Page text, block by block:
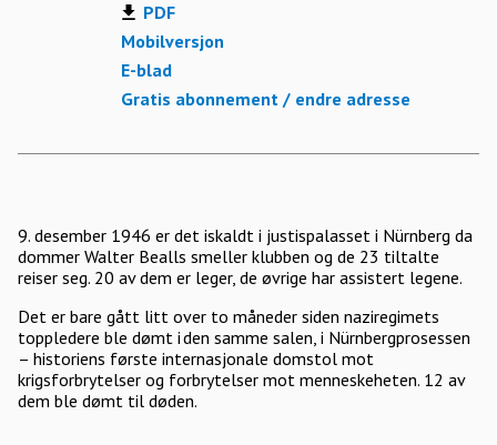
PDF
Mobilversjon
E-blad
Gratis abonnement / endre adresse
9. desember 1946 er det iskaldt i justispalasset i Nürnberg da
dommer Walter Bealls smeller klubben og de 23 tiltalte
reiser seg. 20 av dem er leger, de øvrige har assistert legene.
Det er bare gått litt over to måneder siden naziregimets
toppledere ble dømt i den samme salen, i Nürnbergprosessen
– historiens første internasjonale domstol mot
krigsforbrytelser og forbrytelser mot menneskeheten. 12 av
dem ble dømt til døden.